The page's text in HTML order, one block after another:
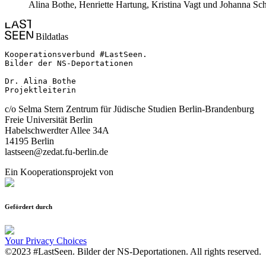
Alina Bothe, Henriette Hartung, Kristina Vagt und Johanna
Bildatlas
Kooperationsverbund #LastSeen.
Bilder der NS-Deportationen
Dr. Alina Bothe
Projektleiterin
c/o Selma Stern Zentrum für Jüdische Studien Berlin-Brandenburg
Freie Universität Berlin
Habelschwerdter Allee 34A
14195 Berlin
lastseen@zedat.fu-berlin.de
Ein Kooperationsprojekt von
Gefördert durch
Your Privacy Choices
©2023 #LastSeen. Bilder der NS-Deportationen. All rights reserved.